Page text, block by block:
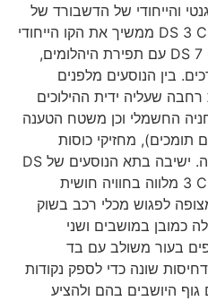
והייחודי של הדשבורד של
DS 3 CROSSBACK E-TENSE ממשיך את הקו הייחודי
שיצר ה- DS 7 CROSSBACK עם תפירת היהלומים,
בין הנוסעים מלפנים
שעליה ידית ההילוכים
החשמלי וכן משטח הטענה
מחזיקי כוסות
ומשענת יד ארוכה ונעימה. ישיבה בתא הנוסעים של DS
3 CROSSBACK E-TENSE מלווה בחוויה חושית
לפגוש מכלי רכב בשוק
במושבים ושני
בעור משולב עם בד
שונה כדי לספק נקודות
היושבים בהם ולהציע